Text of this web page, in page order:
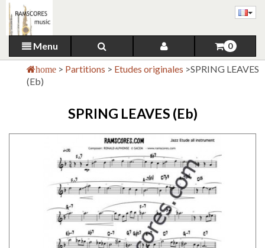
Menu 0
home > Partitions > Etudes originales >SPRING LEAVES
(Eb)
SPRING LEAVES (Eb)